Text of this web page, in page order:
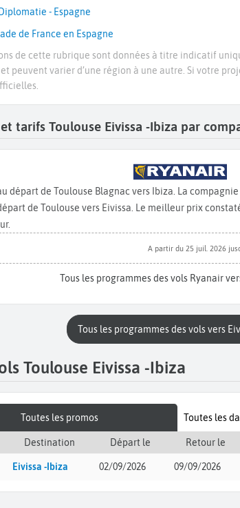
- Espagne
de France en Espagne
de cette rubrique sont données à titre indicatif
peuvent varier d’une région à une autre. Si votre
tarifs Toulouse Eivissa -Ibiza par
départ de Toulouse Blagnac vers Ibiza. La
de Toulouse vers Eivissa. Le meilleur prix
A partir du 25 juil. 2026
Tous les programmes des vols Ryanair
Tous les programmes des vols vers
Toulouse Eivissa -Ibiza
Toutes les promos
Destination Départ le Retour le
Eivissa -Ibiza 02/09/2026 09/09/2026